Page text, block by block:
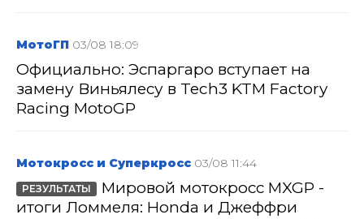
МотоГП 03/08 18:09
Официально: Эспаргаро вступает на
замену Виньялесу в Tech3 KTM Factory
Racing MotoGP
Мотокросс и Суперкросс 03/08 11:44
РЕЗУЛЬТАТЫ
Мировой мотокросс MXGP -
итоги Ломмеля: Honda и Джеффри